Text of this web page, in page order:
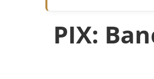
PIX: